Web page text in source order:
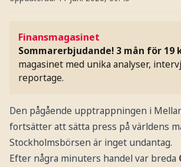
Finansmagasinet
Sommarerbjudande! 3 mån för 19
magasinet med unika analyser,
reportage.
Den pågående upptrappningen i
fortsätter att sätta press på världens
Stockholmsbörsen är inget undantag.
Efter några minuters handel var breda